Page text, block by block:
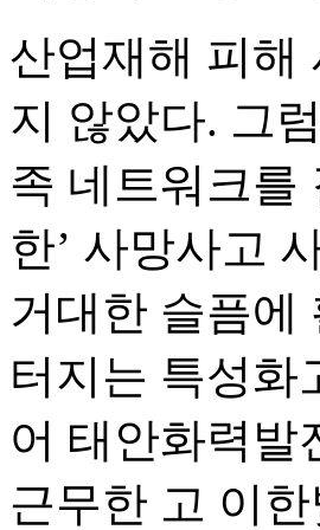
산업재해 피해
지 않았다. 그
족 네트워크를
한’ 사망사고
거대한 슬픔에
터지는 특성화
어 태안화력발
근무한 고 이